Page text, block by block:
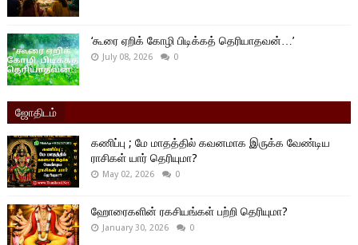
‘கூரை ஏறிக் கோழி பிடிக்கத் தெரியாதவன்…’
July 08, 2026 0
ஜோதிடம்
கணிப்பு ; மே மாதத்தில் கவனமாக இருக்க வேண்டிய
ராசிகள் யார் தெரியுமா?
May 02, 2026 0
ஹோரைகளின் ரகசியங்கள் பற்றி தெரியுமா?
January 30, 2026 0